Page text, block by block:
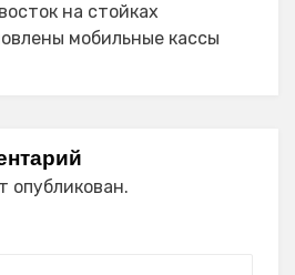
на стойках
мобильные кассы
опубликован.